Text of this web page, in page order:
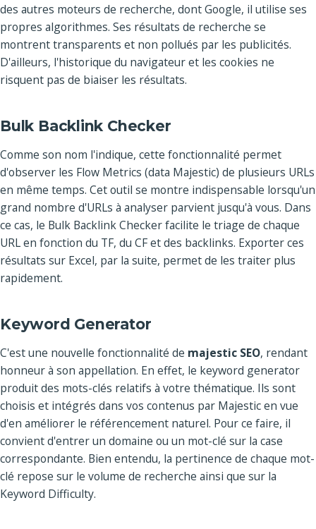
des autres moteurs de recherche, dont Google, il utilise ses
propres algorithmes. Ses résultats de recherche se
montrent transparents et non pollués par les publicités.
D'ailleurs, l'historique du navigateur et les cookies ne
risquent pas de biaiser les résultats.
Bulk Backlink Checker
Comme son nom l'indique, cette fonctionnalité permet
d'observer les Flow Metrics (data Majestic) de plusieurs URLs
en même temps. Cet outil se montre indispensable lorsqu'un
grand nombre d'URLs à analyser parvient jusqu'à vous. Dans
ce cas, le Bulk Backlink Checker facilite le triage de chaque
URL en fonction du TF, du CF et des backlinks. Exporter ces
résultats sur Excel, par la suite, permet de les traiter plus
rapidement.
Keyword Generator
C'est une nouvelle fonctionnalité de majestic SEO, rendant
honneur à son appellation. En effet, le keyword generator
produit des mots-clés relatifs à votre thématique. Ils sont
choisis et intégrés dans vos contenus par Majestic en vue
d'en améliorer le référencement naturel. Pour ce faire, il
convient d'entrer un domaine ou un mot-clé sur la case
correspondante. Bien entendu, la pertinence de chaque mot-
clé repose sur le volume de recherche ainsi que sur la
Keyword Difficulty.